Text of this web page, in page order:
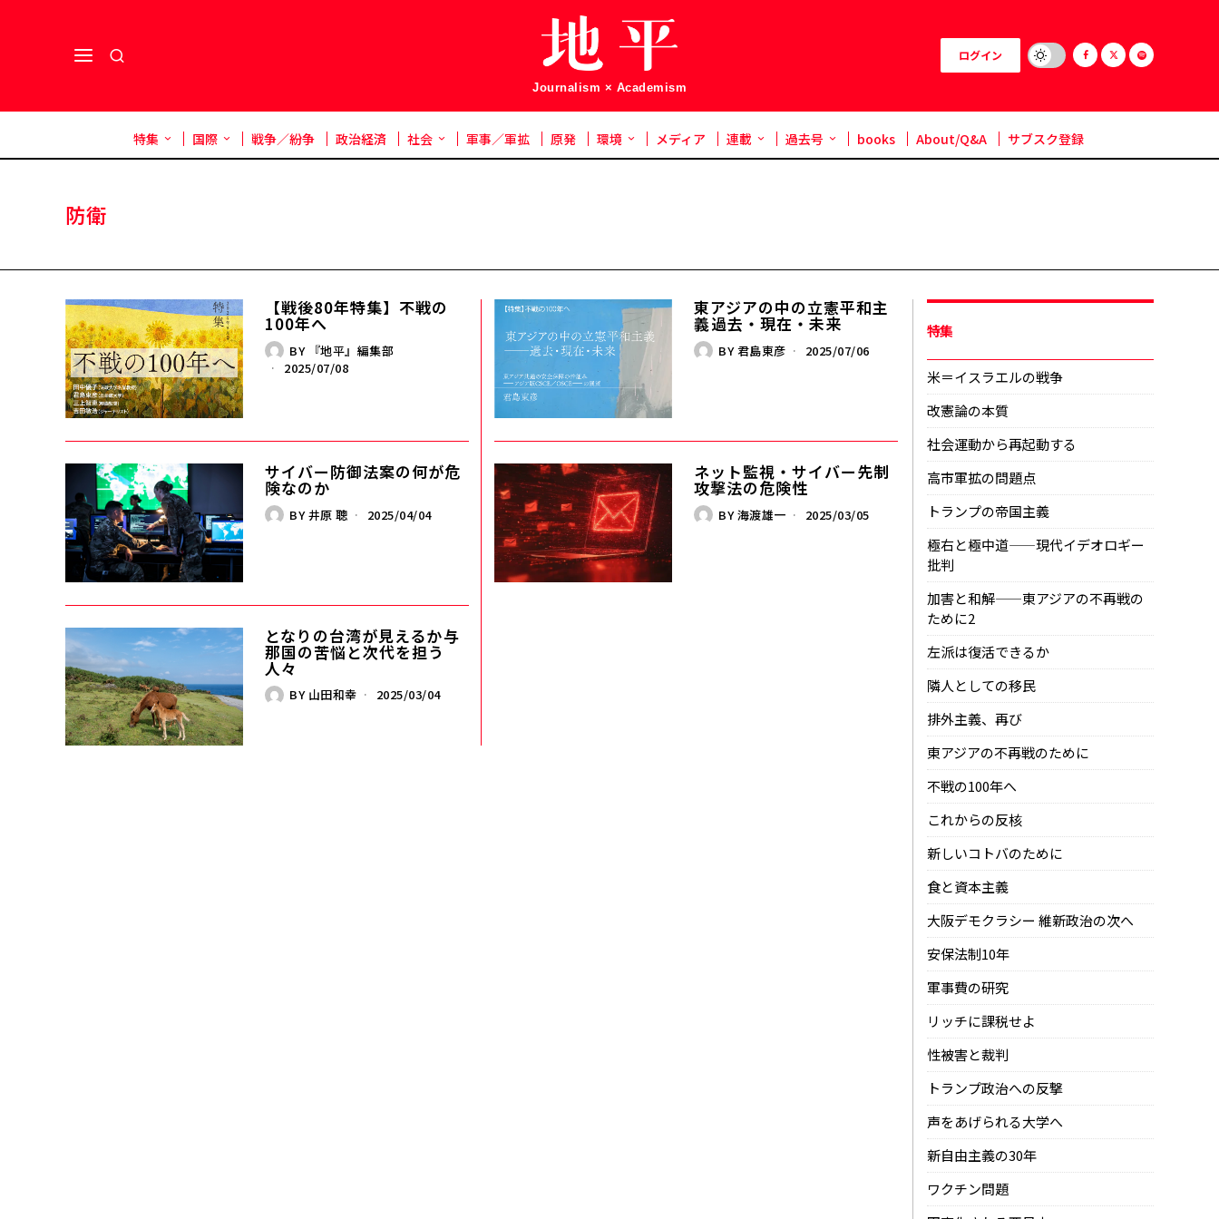
Journalism × Academism
ログイン
特集 国際 戦争／紛争 政治経済 社会 軍事／軍拡 原発 環境 メディア 連載 過去号 books About/Q&A サブスク登録
防衛
【戦後80年特集】不戦の
100年へ
BY 『地平』編集部
2025/07/08
東アジアの中の立憲平和主
義――過去・現在・未来
BY君島東彦 2025/07/06
サイバー防御法案の何が危
険なのか
BY井原 聰 2025/04/04
ネット監視・サイバー先制
攻撃法の危険性
BY海渡雄一 2025/03/05
となりの台湾が見えるか――与
那国の苦悩と次代を担う
人々
BY 山田和幸 2025/03/04
特集
米＝イスラエルの戦争
改憲論の本質
社会運動から再起動する
高市軍拡の問題点
トランプの帝国主義
極右と極中道——現代イデオロギー
批判
加害と和解——東アジアの不再戦の
ために2
左派は復活できるか
隣人としての移民
排外主義、再び
東アジアの不再戦のために
不戦の100年へ
これからの反核
新しいコトバのために
食と資本主義
大阪デモクラシー 維新政治の次へ
安保法制10年
軍事費の研究
リッチに課税せよ
性被害と裁判
トランプ政治への反撃
声をあげられる大学へ
新自由主義の30年
ワクチン問題